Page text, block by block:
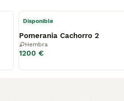
Disponible
Pomerania Cachorro 2
Hembra
1200 €